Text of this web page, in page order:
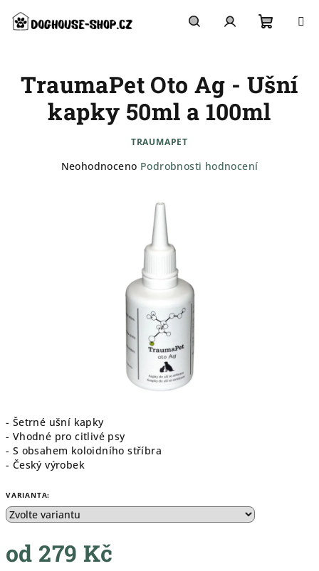
obsah
košík
- Šetrné ušní kapky
- Vhodné pro citlivé psy
- S obsahem koloidního stříbra
- Český výrobek
VARIANTA:
od 279 Kč
TraumaPet Oto Ag - Ušní
kapky 50ml a 100ml
TRAUMAPET
Průměrné
Neohodnoceno Podrobnosti hodnocení